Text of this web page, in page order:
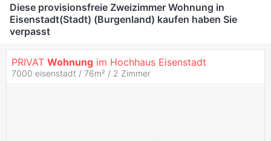
Diese provisionsfreie Zweizimmer Wohnung in
Eisenstadt(Stadt) (Burgenland) kaufen haben Sie
verpasst
PRIVAT Wohnung im Hochhaus Eisenstadt
7000 eisenstadt / 76m² / 2 Zimmer